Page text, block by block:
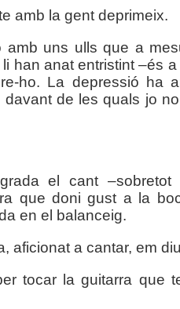
amb la gent deprimeix.
amb uns ulls que a
han anat entristint –és a
ho. La depressió ha
davant de les quals jo
el cant –sobretot
que doni gust a la
en el balanceig.
aficionat a cantar, em
tocar la guitarra que